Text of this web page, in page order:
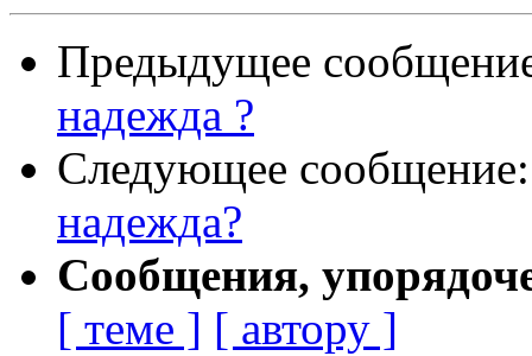
Предыдущее
надежда ?
Следующее
надежда?
Сообщения,
[ теме ] [ автору ]